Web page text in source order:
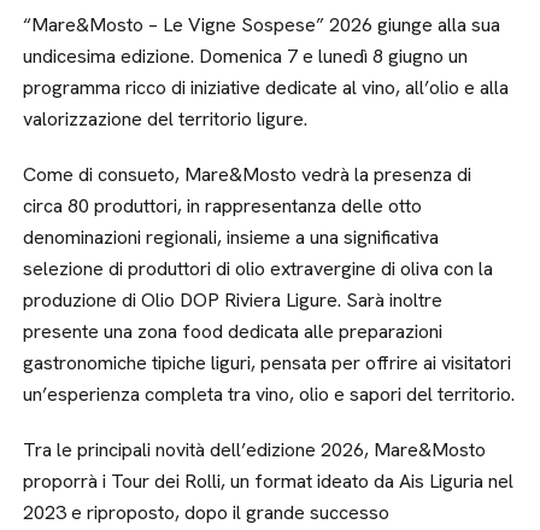
“Mare&Mosto – Le Vigne Sospese” 2026 giunge alla sua
undicesima edizione. Domenica 7 e lunedì 8 giugno un
programma ricco di iniziative dedicate al vino, all’olio e alla
valorizzazione del territorio ligure.
Come di consueto, Mare&Mosto vedrà la presenza di
circa 80 produttori, in rappresentanza delle otto
denominazioni regionali, insieme a una significativa
selezione di produttori di olio extravergine di oliva con la
produzione di Olio DOP Riviera Ligure. Sarà inoltre
presente una zona food dedicata alle preparazioni
gastronomiche tipiche liguri, pensata per offrire ai visitatori
un’esperienza completa tra vino, olio e sapori del territorio.
Tra le principali novità dell’edizione 2026, Mare&Mosto
proporrà i Tour dei Rolli, un format ideato da Ais Liguria nel
2023 e riproposto, dopo il grande successo